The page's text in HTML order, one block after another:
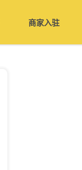
商家入驻